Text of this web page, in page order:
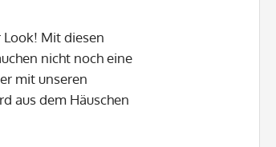
Mit diesen
nicht noch eine
mit unseren
aus dem Häuschen